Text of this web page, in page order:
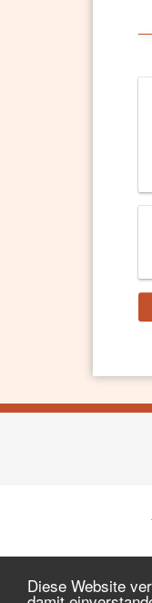
Diese Website